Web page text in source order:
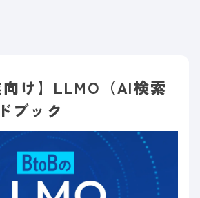
向け】LLMO（AI検索
ブック